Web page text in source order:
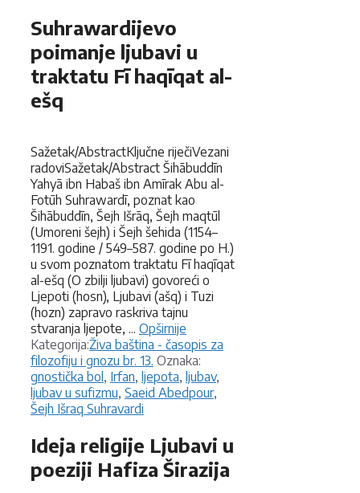
Suhrawardijevo
poimanje ljubavi u
traktatu Fī haqīqat al-
ešq
Sažetak/AbstractKljučne riječiVezani
radoviSažetak/Abstract Šihābuddīn
Yahyā ibn Habaš ibn Amīrak Abu al-
Fotūh Suhrawardī, poznat kao
Šihābuddīn, Šejh Išrāq, Šejh maqtūl
(Umoreni šejh) i Šejh šehida (1154–
1191. godine / 549–587. godine po H.)
u svom poznatom traktatu Fī haqīqat
al-ešq (O zbilji ljubavi) govoreći o
Ljepoti (hosn), Ljubavi (ašq) i Tuzi
(hozn) zapravo raskriva tajnu
stvaranja ljepote, ... Opširnije
Kategorija:Kategorije
Živa baština - časopis za
filozofiju i gnozu br. 13. Oznaka:
gnostička bol, Irfan, ljepota, ljubav,
ljubav u sufizmu, Saeid Abedpour,
Šejh Išraq Suhravardi
Ideja religije Ljubavi u
poeziji Hafiza Širazija